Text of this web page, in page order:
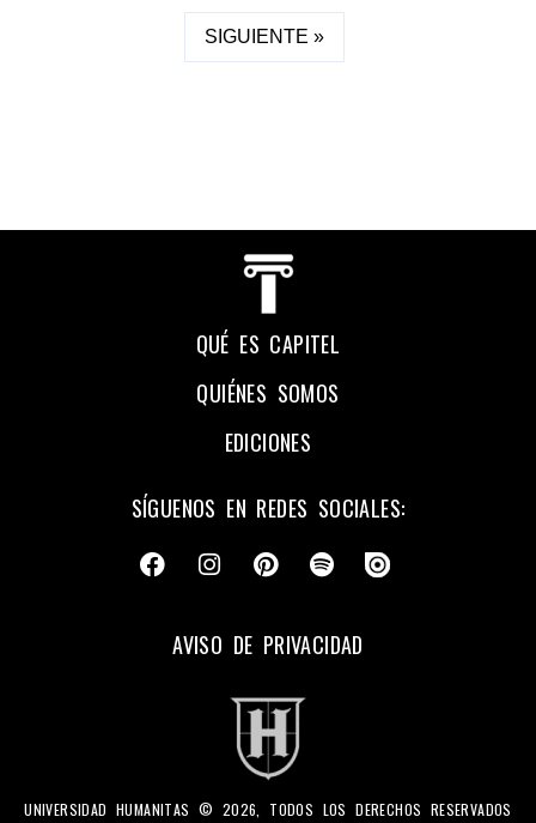
SIGUIENTE »
QUÉ ES CAPITEL
QUIÉNES SOMOS
EDICIONES
SÍGUENOS EN REDES SOCIALES:
AVISO DE PRIVACIDAD
UNIVERSIDAD HUMANITAS © 2026, TODOS LOS DERECHOS RESERVADOS